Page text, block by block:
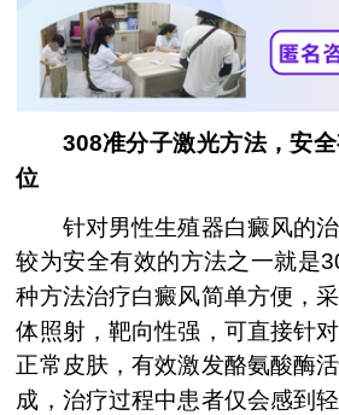
308准分子激光方法，安全
位
针对男性生殖器白癜风的治
较为安全有效的方法之一就是
种方法治疗白癜风简单方便，
体照射，靶向性强，可直接针
正常皮肤，有效激发酪氨酸酶
成，治疗过程中患者仅会感到